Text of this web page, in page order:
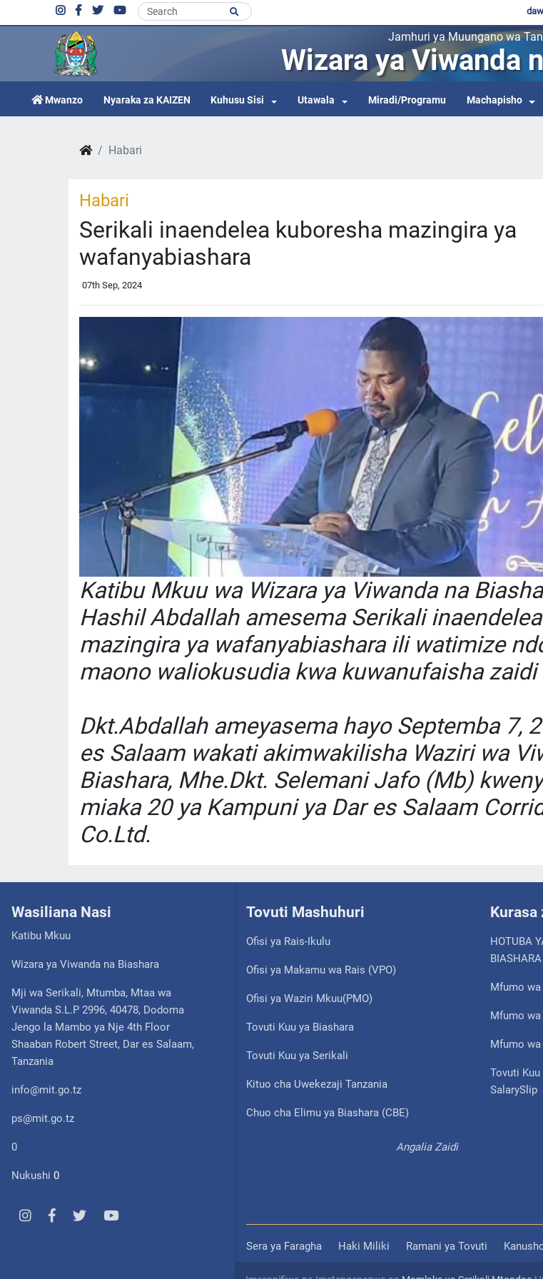
Jamhuri ya Muungano wa
Wizara ya Viwanda
Mwanzo Nyaraka za KAIZEN Kuhusu Sisi Utawala Miradi/Programu Machapisho
Habari
Habari
Serikali inaendelea kuboresha mazingira ya
wafanyabiashara
07th Sep, 2024
Katibu Mkuu wa Wizara ya Viwanda na
Hashil Abdallah amesema Serikali
mazingira ya wafanyabiashara ili watimize
maono waliokusudia kwa kuwanufaisha zaidi
Dkt.Abdallah ameyasema hayo Septemba 7,
es Salaam wakati akimwakilisha Waziri wa
Biashara, Mhe.Dkt. Selemani Jafo (Mb)
miaka 20 ya Kampuni ya Dar es Salaam
Co.Ltd.
Wasiliana Nasi
Katibu Mkuu
Wizara ya Viwanda na Biashara
Mji wa Serikali, Mtumba, Mtaa wa
Viwanda S.L.P 2996, 40478, Dodoma
Jengo la Mambo ya Nje 4th Floor
Shaaban Robert Street, Dar es Salaam,
Tanzania
info@mit.go.tz
ps@mit.go.tz
0
Nukushi 0
Tovuti Mashuhuri
Ofisi ya Rais-Ikulu
Ofisi ya Makamu wa Rais (VPO)
Ofisi ya Waziri Mkuu(PMO)
Tovuti Kuu ya Biashara
Tovuti Kuu ya Serikali
Kituo cha Uwekezaji Tanzania
Chuo cha Elimu ya Biashara (CBE)
Angalia Zaidi
Kurasa
HOTUBA
Mfumo wa
Mfumo
Mfumo
Tovuti
SalarySlip
Sera ya Faragha Haki Miliki Ramani ya Tovuti